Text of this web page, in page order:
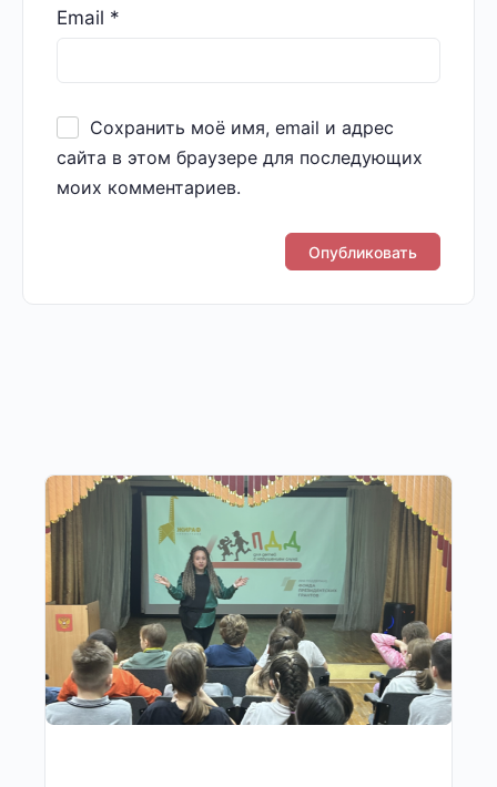
Email *
Сохранить моё имя, email и адрес
сайта в этом браузере для последующих
моих комментариев.
Другие публикации